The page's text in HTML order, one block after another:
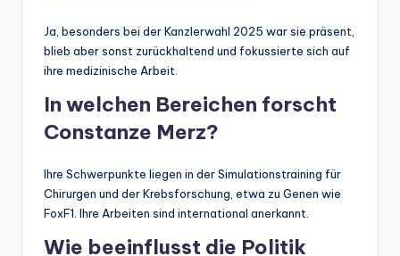
Ja, besonders bei der Kanzlerwahl 2025 war sie präsent,
blieb aber sonst zurückhaltend und fokussierte sich auf
ihre medizinische Arbeit.
In welchen Bereichen forscht
Constanze Merz?
Ihre Schwerpunkte liegen in der Simulationstraining für
Chirurgen und der Krebsforschung, etwa zu Genen wie
FoxF1. Ihre Arbeiten sind international anerkannt.
Wie beeinflusst die Politik